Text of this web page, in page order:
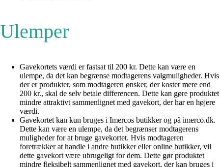
Ulemper
Gavekortets værdi er fastsat til 200 kr. Dette kan være en
ulempe, da det kan begrænse modtagerens valgmuligheder. Hvis
der er produkter, som modtageren ønsker, der koster mere end
200 kr., skal de selv betale differencen. Dette kan gøre produktet
mindre attraktivt sammenlignet med gavekort, der har en højere
værdi.
Gavekortet kan kun bruges i Imercos butikker og på imerco.dk.
Dette kan være en ulempe, da det begrænser modtagerens
muligheder for at bruge gavekortet. Hvis modtageren
foretrækker at handle i andre butikker eller online butikker, vil
dette gavekort være ubrugeligt for dem. Dette gør produktet
mindre fleksibelt sammenlignet med gavekort, der kan bruges i